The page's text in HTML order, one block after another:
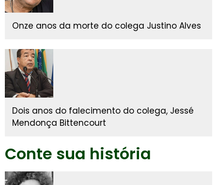
Onze anos da morte do colega Justino Alves
Dois anos do falecimento do colega, Jessé
Mendonça Bittencourt
Conte sua história